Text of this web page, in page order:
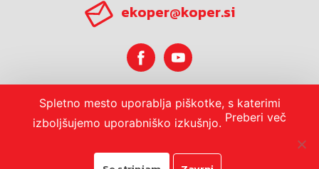
ekoper@koper.si
Horoskop
Spletno mesto uporablja piškotke, s katerimi
izboljšujemo uporabniško izkušnjo. Preberi več